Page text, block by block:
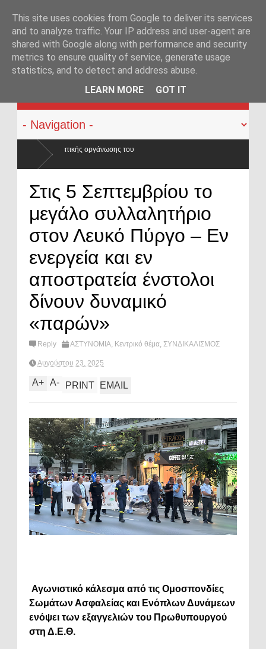
KATEHACKER
Στις 5 Σεπτεμβρίου το
μεγάλο συλλαλητήριο
στον Λευκό Πύργο – Εν
ενεργεία και εν
αποστρατεία ένστολοι
δίνουν δυναμικό
«παρών»
Reply ΑΣΤΥΝΟΜΙΑ, Κεντρικό θέμα, ΣΥΝΔΙΚΑΛΙΣΜΟΣ
Αυγούστου 23, 2025
A+ A- PRINT EMAIL
Αγωνιστικό κάλεσμα από τις Ομοσπονδίες
Σωμάτων Ασφαλείας και Ενόπλων Δυνάμεων
ενόψει των εξαγγελιών του Πρωθυπουργού
στη Δ.Ε.Θ.
This site uses cookies from Google to deliver its services
and to analyze traffic. Your IP address and user-agent are
shared with Google along with performance and security
metrics to ensure quality of service, generate usage
statistics, and to detect and address abuse.
LEARN MORE
GOT IT